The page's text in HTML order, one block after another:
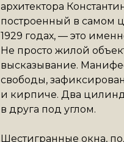
архитектора
построенный в самом
1929 годах, — это
Не просто жилой
высказывание.
свободы,
и кирпиче. Два
в друга под углом.
Шестигранные окна,